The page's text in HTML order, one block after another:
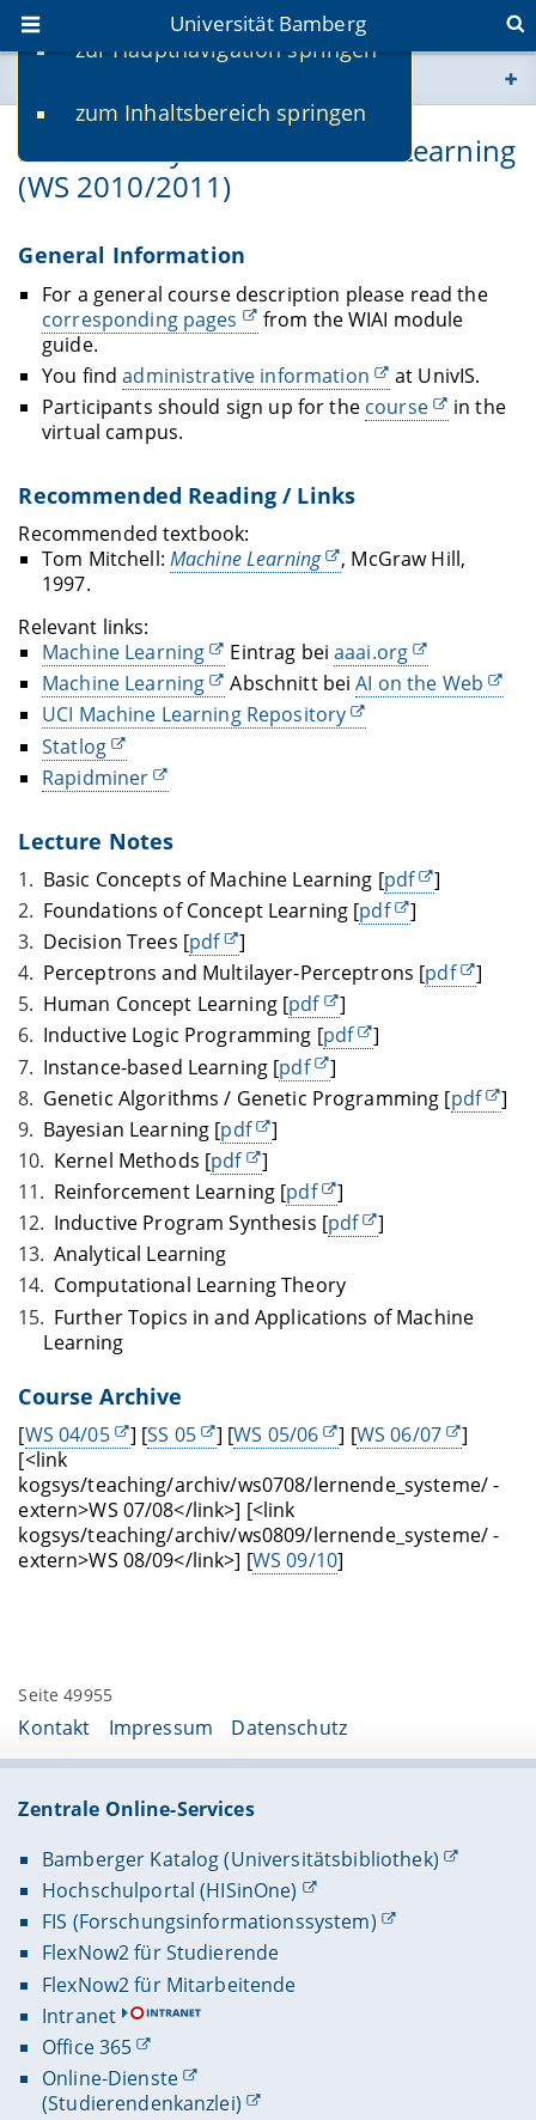
zur Hauptnavigation springen
zum Inhaltsbereich springen
Universität Bamberg
www.uni-bamberg.de
univis.uni-bamberg.de
fis.uni-bamberg.de
Lernende Systeme/Machine Learning
(WS 2010/2011)
General Information
For a general course description please read the
corresponding pages
from the WIAI module
guide.
You findadministrative information
at UnivIS.
Participants should sign up for the course
in the
virtual campus.
Recommended Reading / Links
Recommended textbook:
Tom Mitchell: Machine Learning
, McGraw Hill,
1997.
Relevant links:
Machine Learning
Eintrag beiaaai.org
Machine Learning
Abschnitt beiAI on the Web
UCI Machine Learning Repository
Statlog
Rapidminer
Lecture Notes
Basic Concepts of Machine Learning [pdf
]
Foundations of Concept Learning [pdf
]
Decision Trees [pdf
]
Perceptrons and Multilayer-Perceptrons [pdf
]
Human Concept Learning [pdf
]
Inductive Logic Programming [pdf
]
Instance-based Learning [pdf
]
Genetic Algorithms / Genetic Programming [pdf
]
Bayesian Learning [pdf
]
Kernel Methods [pdf
]
Reinforcement Learning [pdf
]
Inductive Program Synthesis [pdf
]
Analytical Learning
Computational Learning Theory
Further Topics in and Applications of Machine
Learning
Course Archive
[WS 04/05 ] [SS 05 ] [WS 05/06 ] [WS 06/07
]
[<link
kogsys/teaching/archiv/ws0708/lernende_systeme/ -
extern>WS 07/08</link>] [<link
kogsys/teaching/archiv/ws0809/lernende_systeme/ -
extern>WS 08/09</link>] [WS 09/10]
Seite 49955
Kontakt Impressum Datenschutz
Zentrale Online-Services
Bamberger Katalog (Universitätsbibliothek)
Hochschulportal (HISinOne)
FIS (Forschungsinformationssystem)
FlexNow2 für Studierende
FlexNow2 für Mitarbeitende
Intranet
Office 365
Online-Dienste
(Studierendenkanzlei)